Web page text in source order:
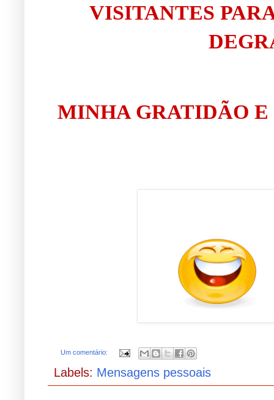
VISITANTES
MINHA GRATIDÃO E
Um comentário:
Labels: Mensagens pessoais